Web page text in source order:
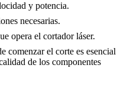
y potencia.
necesarias.
opera el cortador láser.
comenzar el corte es esencial
de los componentes